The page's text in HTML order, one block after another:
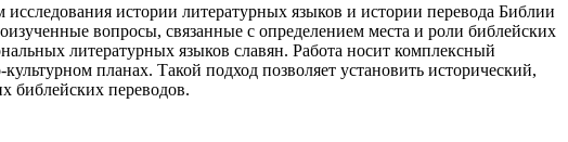
истории литературных языков и истории перевода Библии
вопросы, связанные с определением места и роли библейских
литературных языков славян. Работа носит комплексный
планах. Такой подход позволяет установить исторический,
библейских переводов.